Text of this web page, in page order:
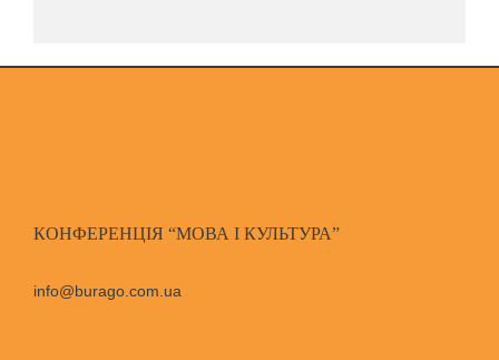
КОНФЕРЕНЦІЯ “МОВА І КУЛЬТУРА”
info@burago.com.ua